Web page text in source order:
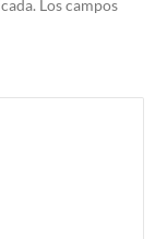
Los campos